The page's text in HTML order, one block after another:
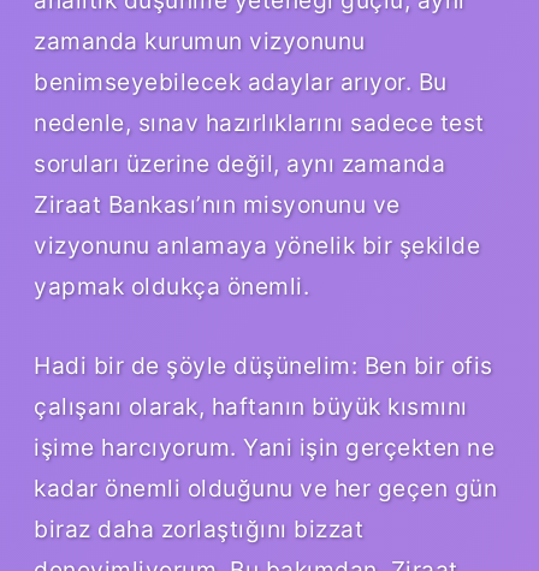
zamanda kurumun vizyonunu
benimseyebilecek adaylar arıyor. Bu
nedenle, sınav hazırlıklarını sadece test
soruları üzerine değil, aynı zamanda
Ziraat Bankası’nın misyonunu ve
vizyonunu anlamaya yönelik bir şekilde
yapmak oldukça önemli.
Hadi bir de şöyle düşünelim: Ben bir ofis
çalışanı olarak, haftanın büyük kısmını
işime harcıyorum. Yani işin gerçekten ne
kadar önemli olduğunu ve her geçen gün
biraz daha zorlaştığını bizzat